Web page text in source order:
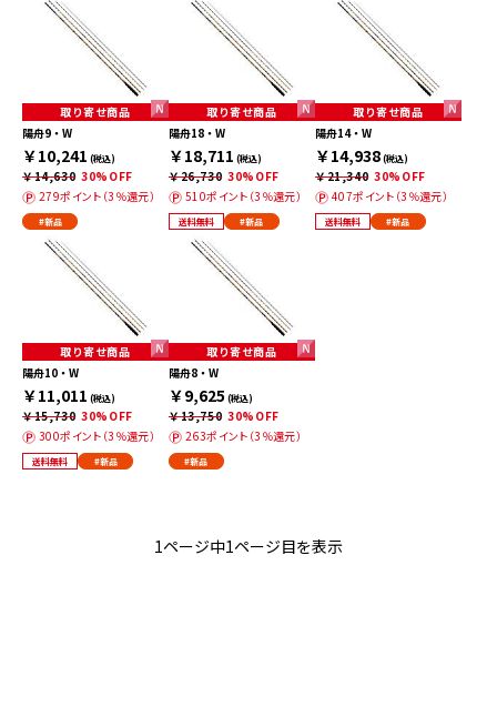
取り寄せ商品
陽舟9・W
￥10,241 (税込)
￥14,630 30%OFF
279ポイント（3％還元）
#新品
取り寄せ商品
陽舟18・W
￥18,711 (税込)
￥26,730 30%OFF
510ポイント（3％還元）
送料無料 #新品
取り寄せ商品
陽舟14・W
￥14,938(税込)
￥21,340 30%OFF
407ポイント（3％還元）
送料無料 #新品
取り寄せ商品
陽舟10・W
￥11,011 (税込)
￥15,730 30%OFF
300ポイント（3％還元）
送料無料 #新品
取り寄せ商品
陽舟8・W
￥9,625 (税込)
￥13,750 30%OFF
263ポイント（3％還元）
#新品
1ページ中1ページ目を表示